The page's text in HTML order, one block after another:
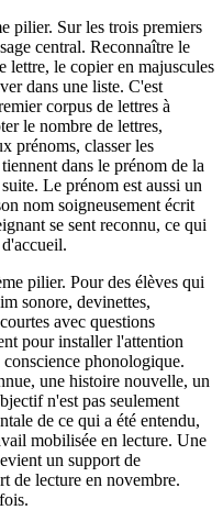
pilier. Sur les trois premiers
central. Reconnaître le
lettre, le copier en majuscules
dans une liste. C'est
corpus de lettres à
le nombre de lettres,
prénoms, classer les
dans le prénom de la
Le prénom est aussi un
nom soigneusement écrit
se sent reconnu, ce qui
pilier. Pour des élèves qui
sonore, devinettes,
avec questions
pour installer l'attention
phonologique.
une histoire nouvelle, un
n'est pas seulement
de ce qui a été entendu,
mobilisée en lecture. Une
un support de
de lecture en novembre.